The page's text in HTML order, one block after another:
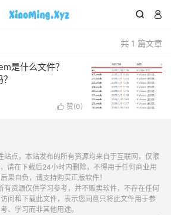
 
共 1 篇文章
是什么文件？
 赞(0)
站点，本站发布的所有资源均来自于互联网，仅限
请在下载后24小时内删除，不得用于任何商业用
果自负，请支持购买正版软件！
有资源仅供学习参考，并不贩卖软件，不存在任何
问和下载此文件，表示您同意只将此文件用于参
考、学习而非其他用途。